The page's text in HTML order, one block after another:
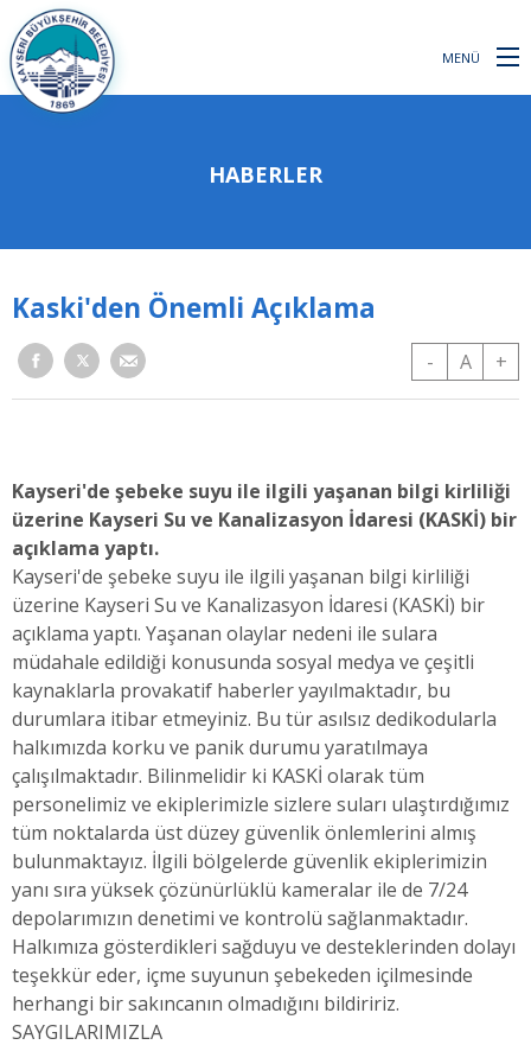
MENÜ
HABERLER
Kaski'den Önemli Açıklama
- A +
Kayseri'de şebeke suyu ile ilgili yaşanan bilgi kirliliği
üzerine Kayseri Su ve Kanalizasyon İdaresi (KASKİ) bir
açıklama yaptı.
Kayseri'de şebeke suyu ile ilgili yaşanan bilgi kirliliği
üzerine Kayseri Su ve Kanalizasyon İdaresi (KASKİ) bir
açıklama yaptı. Yaşanan olaylar nedeni ile sulara
müdahale edildiği konusunda sosyal medya ve çeşitli
kaynaklarla provakatif haberler yayılmaktadır, bu
durumlara itibar etmeyiniz. Bu tür asılsız dedikodularla
halkımızda korku ve panik durumu yaratılmaya
çalışılmaktadır. Bilinmelidir ki KASKİ olarak tüm
personelimiz ve ekiplerimizle sizlere suları ulaştırdığımız
tüm noktalarda üst düzey güvenlik önlemlerini almış
bulunmaktayız. İlgili bölgelerde güvenlik ekiplerimizin
yanı sıra yüksek çözünürlüklü kameralar ile de 7/24
depolarımızın denetimi ve kontrolü sağlanmaktadır.
Halkımıza gösterdikleri sağduyu ve desteklerinden dolayı
teşekkür eder, içme suyunun şebekeden içilmesinde
herhangi bir sakıncanın olmadığını bildiririz.
SAYGILARIMIZLA